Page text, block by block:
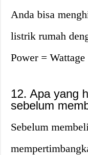
Anda bisa
listrik rumah
Power =
12. Apa yang
sebelum
Sebelum